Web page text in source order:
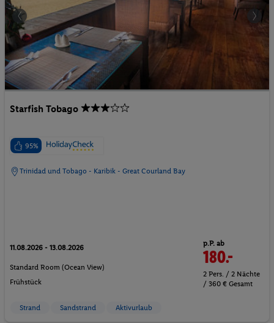
Starfish Tobago
95%
Trinidad und Tobago - Karibik - Great Courland Bay
11.08.2026 - 13.08.2026
Standard Room (Ocean View)
Frühstück
p.P. ab
180.-
2 Pers. / 2 Nächte
/ 360 € Gesamt
Strand Sandstrand Aktivurlaub